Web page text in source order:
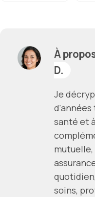
À
D.
Je
d'années
santé et
soins,